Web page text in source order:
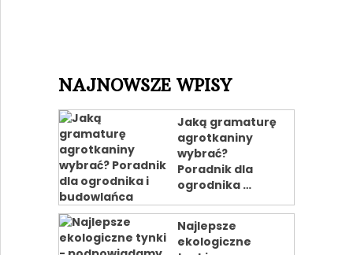
NAJNOWSZE WPISY
Jaką gramaturę
agrotkaniny
wybrać?
Poradnik dla
ogrodnika …
Najlepsze
ekologiczne